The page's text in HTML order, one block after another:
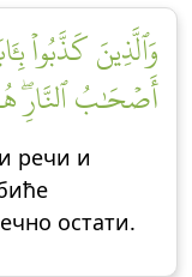
وَٱلَّذِينَ كَذَّبُواْ
أَصۡحَٰبُ ٱلنَّارِۖ
речи и
остати.